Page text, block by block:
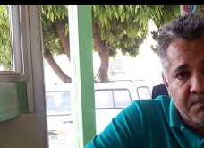
Servidor
Transparência
Turistas
Videos
Áudios
Auto contraste